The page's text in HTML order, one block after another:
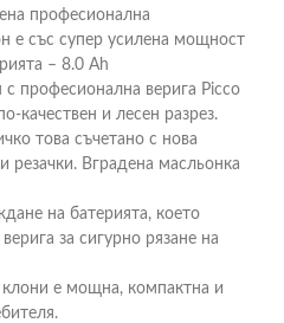
професионална
е със супер усилена мощност
– 8.0 Ah
професионална верига Picco
качествен и лесен разрез.
това съчетано с нова
резачки. Вградена масльонка
на батерията, което
за сигурно рязане на
клони е мощна, компактна и